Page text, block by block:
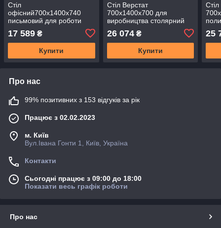
Стіл
офісний700х1400х740
письмовий для роботи
17 589 ₴
Купити
Стіл Верстат
700х1400х700 для
виробництва столярний
складів СТО регульований
В-02 сталевий
26 074₴
Купити
25
Про нас
99% позитивних з 153 відгуків за рік
Працює з 02.02.2023
м. Київ
Вул.Івана Гонти 1, Київ, Україна
Контакти
Сьогодні працює з 09:00 до 18:00
Показати весь графік роботи
Про нас